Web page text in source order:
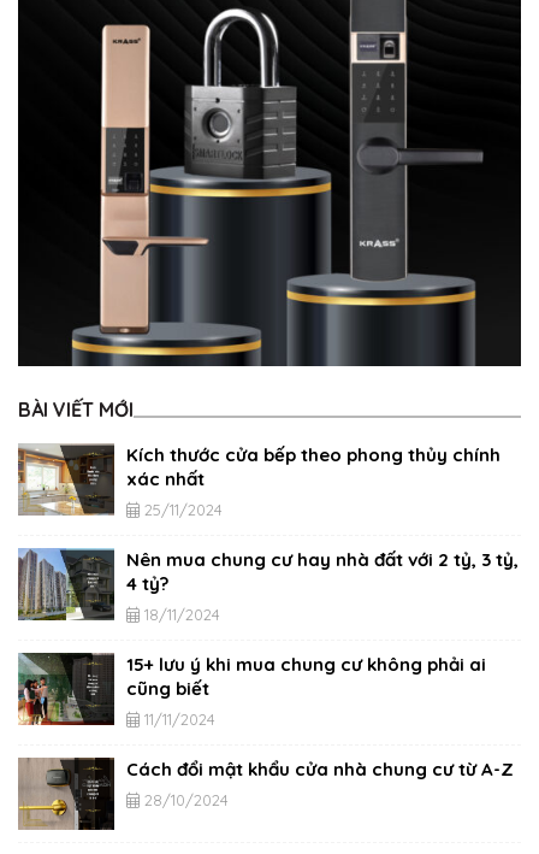
BÀI VIẾT MỚI
Kích thước cửa bếp theo phong thủy chính
xác nhất
25/11/2024
Nên mua chung cư hay nhà đất với 2 tỷ, 3 tỷ,
4 tỷ?
18/11/2024
15+ lưu ý khi mua chung cư không phải ai
cũng biết
11/11/2024
Cách đổi mật khẩu cửa nhà chung cư từ A-Z
28/10/2024